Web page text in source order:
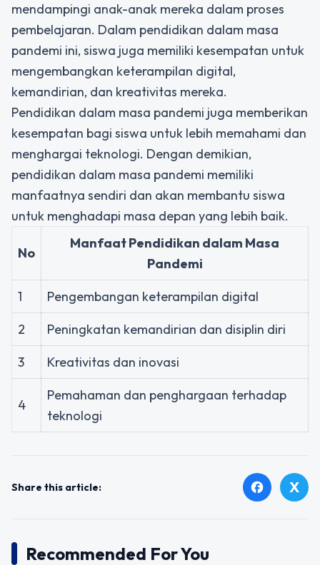
mendampingi anak-anak mereka dalam proses
pembelajaran. Dalam pendidikan dalam masa
pandemi ini, siswa juga memiliki kesempatan untuk
mengembangkan keterampilan digital,
kemandirian, dan kreativitas mereka.
Pendidikan dalam masa pandemi juga memberikan
kesempatan bagi siswa untuk lebih memahami dan
menghargai teknologi. Dengan demikian,
pendidikan dalam masa pandemi memiliki
manfaatnya sendiri dan akan membantu siswa
untuk menghadapi masa depan yang lebih baik.
No
Manfaat Pendidikan dalam Masa
Pandemi
1
Pengembangan keterampilan digital
2
Peningkatan kemandirian dan disiplin diri
3
Kreativitas dan inovasi
4
Pemahaman dan penghargaan terhadap
teknologi
Share this article: facebook X
Recommended For You